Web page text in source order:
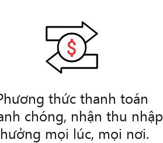
thức thanh toán
chóng, nhận thu nhập
mọi lúc, mọi nơi.